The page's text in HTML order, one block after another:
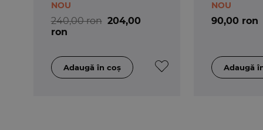
4.Culegere de subiecte date la concursuri
Autor:
ISBN 978-606-27-1123-8
240,00 ron 204,00
ron
NOU
90,00 ron
NOU